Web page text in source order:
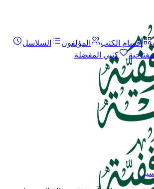
أقسام الكتب المؤلفون
السلاسل
كتبي المفضلة